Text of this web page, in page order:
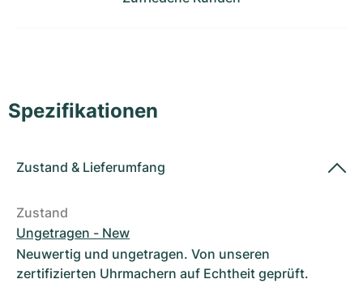
Spezifikationen
Zustand & Lieferumfang
Zustand
Ungetragen - New
Neuwertig und ungetragen. Von unseren
zertifizierten Uhrmachern auf Echtheit geprüft.